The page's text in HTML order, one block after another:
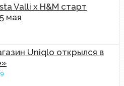
Valli x H&M старт
мая
Uniqlo открылся в